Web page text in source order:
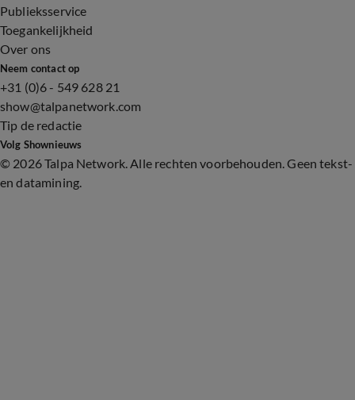
Publieksservice
Toegankelijkheid
Over ons
Neem contact op
+31 (0)6 - 549 628 21
show@talpanetwork.com
Tip de redactie
Volg Shownieuws
© 2026 Talpa Network. Alle rechten voorbehouden. Geen tekst-
en datamining.